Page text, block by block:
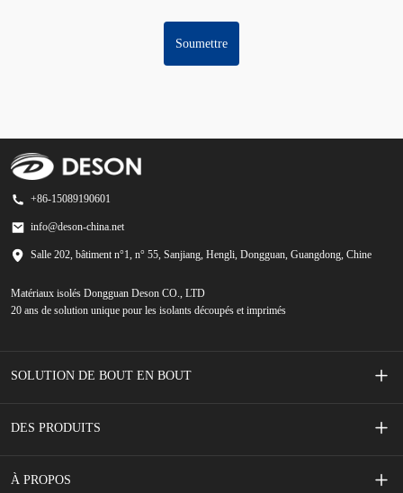
Soumettre
+86-15089190601
info@deson-china.net
Salle 202, bâtiment n°1, n° 55, Sanjiang, Hengli, Dongguan, Guangdong, Chine
Matériaux isolés Dongguan Deson CO., LTD
20 ans de solution unique pour les isolants découpés et imprimés
SOLUTION DE BOUT EN BOUT
Interrupteurs à membrane sérigraphiés
DES PRODUITS
Ruban adhésif
À PROPOS